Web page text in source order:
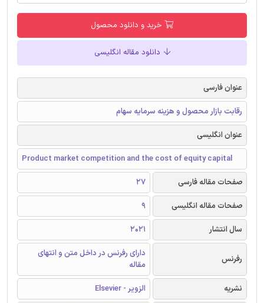
خرید و دانلود محصول
دانلود مقاله انگلیسی
عنوان فارسی
رقابت بازار محصول و هزینه سرمایه سهام
عنوان انگلیسی
Product market competition and the cost of equity capital
صفحات مقاله فارسی
27
صفحات مقاله انگلیسی
9
سال انتشار
2021
رفرنس
دارای رفرنس در داخل متن و انتهای
مقاله
نشریه
الزویر - Elsevier